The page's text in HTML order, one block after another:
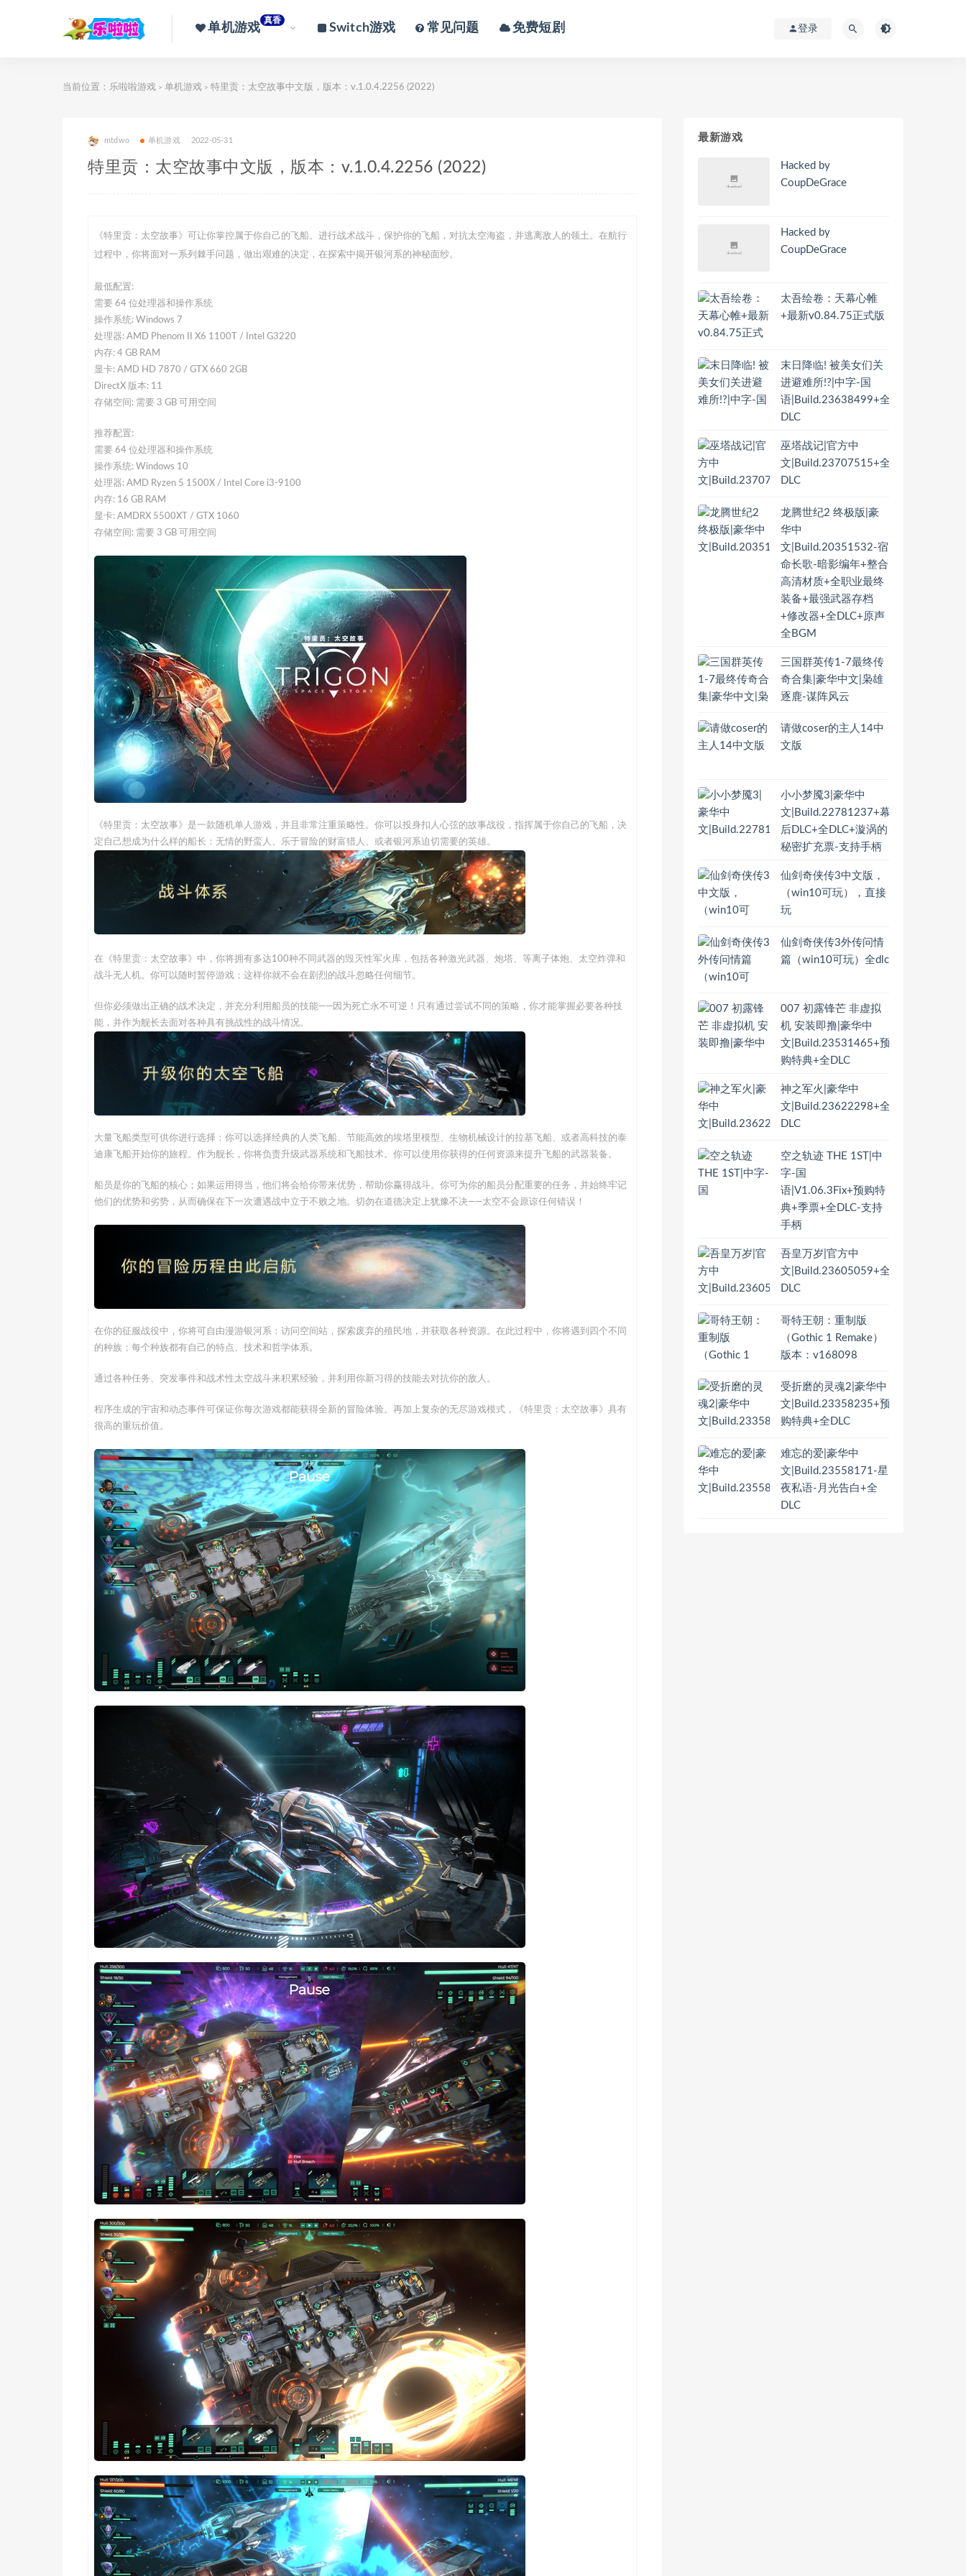
单机游戏
真香
Switch游戏 常见问题 免费短剧 登录
当前位置： 乐啦啦游戏 > 单机游戏 > 特里贡：太空故事中文版，版本：v.1.0.4.2256 (2022)
mtdwo 单机游戏 2022-05-31
特里贡：太空故事中文版，版本：v.1.0.4.2256 (2022)
《特里贡：太空故事》可让你掌控属于你自己的飞船。进行战术战斗，保护你的飞船，对抗太空海盗，并逃离敌人的领土。在航行
过程中，你将面对一系列棘手问题，做出艰难的决定，在探索中揭开银河系的神秘面纱。
最低配置:
需要 64 位处理器和操作系统
操作系统: Windows 7
处理器: AMD Phenom II X6 1100T / Intel G3220
内存: 4 GB RAM
显卡: AMD HD 7870 / GTX 660 2GB
DirectX 版本: 11
存储空间: 需要 3 GB 可用空间
推荐配置:
需要 64 位处理器和操作系统
操作系统: Windows 10
处理器: AMD Ryzen 5 1500X / Intel Core i3-9100
内存: 16 GB RAM
显卡: AMDRX 5500XT / GTX 1060
存储空间: 需要 3 GB 可用空间
《特里贡：太空故事》是一款随机单人游戏，并且非常注重策略性。你可以投身扣人心弦的故事战役，指挥属于你自己的飞船，决
定自己想成为什么样的船长：无情的野蛮人、乐于冒险的财富猎人、或者银河系迫切需要的英雄。
在《特里贡：太空故事》中，你将拥有多达100种不同武器的毁灭性军火库，包括各种激光武器、炮塔、等离子体炮、太空炸弹和
战斗无人机。你可以随时暂停游戏；这样你就不会在剧烈的战斗忽略任何细节。
但你必须做出正确的战术决定，并充分利用船员的技能——因为死亡永不可逆！只有通过尝试不同的策略，你才能掌握必要各种技
能，并作为舰长去面对各种具有挑战性的战斗情况。
大量飞船类型可供你进行选择：你可以选择经典的人类飞船、节能高效的埃塔里模型、生物机械设计的拉基飞船、或者高科技的泰
迪康飞船开始你的旅程。作为舰长，你将负责升级武器系统和飞船技术。你可以使用你获得的任何资源来提升飞船的武器装备。
船员是你的飞船的核心；如果运用得当，他们将会给你带来优势，帮助你赢得战斗。你可为你的船员分配重要的任务，并始终牢记
他们的优势和劣势，从而确保在下一次遭遇战中立于不败之地。切勿在道德决定上犹豫不决——太空不会原谅任何错误！
在你的征服战役中，你将可自由漫游银河系：访问空间站，探索废弃的殖民地，并获取各种资源。在此过程中，你将遇到四个不同
的种族；每个种族都有自己的特点、技术和哲学体系。
通过各种任务、突发事件和战术性太空战斗来积累经验，并利用你新习得的技能去对抗你的敌人。
程序生成的宇宙和动态事件可保证你每次游戏都能获得全新的冒险体验。再加上复杂的无尽游戏模式，《特里贡：太空故事》具有
很高的重玩价值。
最新游戏
Hacked by
CoupDeGrace
Hacked by
CoupDeGrace
太吾绘卷：天幕心帷
+最新v0.84.75正式版
末日降临! 被美女们关
进避难所!?|中字-国
语|Build.23638499+全
DLC
巫塔战记|官方中
文|Build.23707515+全
DLC
龙腾世纪2 终极版|豪
华中
文|Build.20351532-宿
命长歌-暗影编年+整合
高清材质+全职业最终
装备+最强武器存档
+修改器+全DLC+原声
全BGM
三国群英传1-7最终传
奇合集|豪华中文|枭雄
逐鹿-谋阵风云
请做coser的主人14中
文版
小小梦魇3|豪华中
文|Build.22781237+幕
后DLC+全DLC+漩涡的
秘密扩充票-支持手柄
仙剑奇侠传3中文版，
（win10可玩），直接
玩
仙剑奇侠传3外传问情
篇（win10可玩）全dlc
007 初露锋芒 非虚拟
机 安装即撸|豪华中
文|Build.23531465+预
购特典+全DLC
神之军火|豪华中
文|Build.23622298+全
DLC
空之轨迹 THE 1ST|中
字-国
语|V1.06.3Fix+预购特
典+季票+全DLC-支持
手柄
吾皇万岁|官方中
文|Build.23605059+全
DLC
哥特王朝：重制版
（Gothic 1 Remake）
版本：v168098
受折磨的灵魂2|豪华中
文|Build.23358235+预
购特典+全DLC
难忘的爱|豪华中
文|Build.23558171-星
夜私语-月光告白+全
DLC